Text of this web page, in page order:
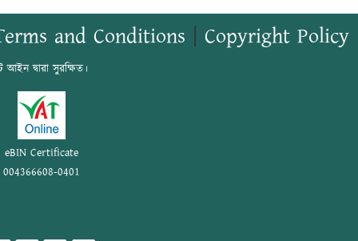
and Conditions Copyright Policy
আইন দ্বারা সুরক্ষিত।
eBIN Certificate
004366608-0401